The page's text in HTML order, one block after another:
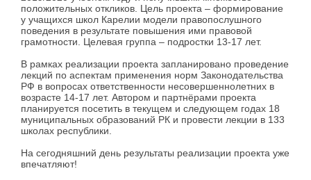
положительных откликов. Цель проекта – формирование
у учащихся школ Карелии модели правопослушного
поведения в результате повышения ими правовой
грамотности. Целевая группа – подростки 13-17 лет.
В рамках реализации проекта запланировано проведение
лекций по аспектам применения норм Законодательства
РФ в вопросах ответственности несовершеннолетних в
возрасте 14-17 лет. Автором и партнёрами проекта
планируется посетить в текущем и следующем годах 18
муниципальных образований РК и провести лекции в 133
школах республики.
На сегодняшний день результаты реализации проекта уже
впечатляют!